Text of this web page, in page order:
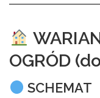
OGRÓD
SCHEMAT